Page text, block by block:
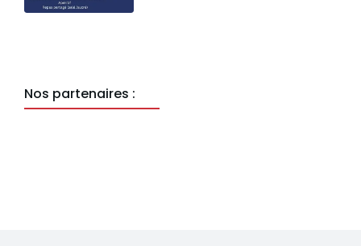
Nos partenaires :